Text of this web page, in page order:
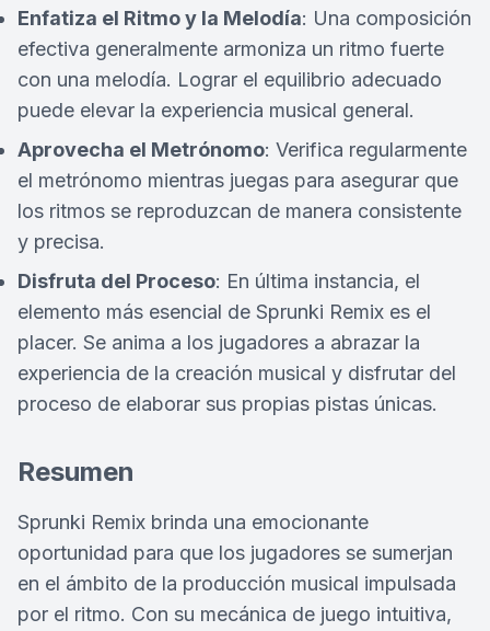
Enfatiza el Ritmo y la Melodía: Una composición
efectiva generalmente armoniza un ritmo fuerte
con una melodía. Lograr el equilibrio adecuado
puede elevar la experiencia musical general.
Aprovecha el Metrónomo: Verifica regularmente
el metrónomo mientras juegas para asegurar que
los ritmos se reproduzcan de manera consistente
y precisa.
Disfruta del Proceso: En última instancia, el
elemento más esencial de Sprunki Remix es el
placer. Se anima a los jugadores a abrazar la
experiencia de la creación musical y disfrutar del
proceso de elaborar sus propias pistas únicas.
Resumen
Sprunki Remix brinda una emocionante
oportunidad para que los jugadores se sumerjan
en el ámbito de la producción musical impulsada
por el ritmo. Con su mecánica de juego intuitiva,